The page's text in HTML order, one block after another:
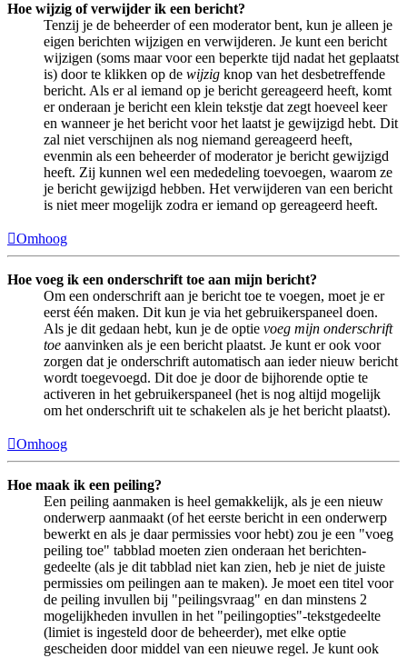
Hoe wijzig of verwijder ik een bericht?
Tenzij je de beheerder of een moderator bent, kun je alleen je
eigen berichten wijzigen en verwijderen. Je kunt een bericht
wijzigen (soms maar voor een beperkte tijd nadat het geplaatst
is) door te klikken op de wijzig knop van het desbetreffende
bericht. Als er al iemand op je bericht gereageerd heeft, komt
er onderaan je bericht een klein tekstje dat zegt hoeveel keer
en wanneer je het bericht voor het laatst je gewijzigd hebt. Dit
zal niet verschijnen als nog niemand gereageerd heeft,
evenmin als een beheerder of moderator je bericht gewijzigd
heeft. Zij kunnen wel een mededeling toevoegen, waarom ze
je bericht gewijzigd hebben. Het verwijderen van een bericht
is niet meer mogelijk zodra er iemand op gereageerd heeft.
Omhoog
Hoe voeg ik een onderschrift toe aan mijn bericht?
Om een onderschrift aan je bericht toe te voegen, moet je er
eerst één maken. Dit kun je via het gebruikerspaneel doen.
Als je dit gedaan hebt, kun je de optie voeg mijn onderschrift
toe aanvinken als je een bericht plaatst. Je kunt er ook voor
zorgen dat je onderschrift automatisch aan ieder nieuw bericht
wordt toegevoegd. Dit doe je door de bijhorende optie te
activeren in het gebruikerspaneel (het is nog altijd mogelijk
om het onderschrift uit te schakelen als je het bericht plaatst).
Omhoog
Hoe maak ik een peiling?
Een peiling aanmaken is heel gemakkelijk, als je een nieuw
onderwerp aanmaakt (of het eerste bericht in een onderwerp
bewerkt en als je daar permissies voor hebt) zou je een "voeg
peiling toe" tabblad moeten zien onderaan het berichten-
gedeelte (als je dit tabblad niet kan zien, heb je niet de juiste
permissies om peilingen aan te maken). Je moet een titel voor
de peiling invullen bij "peilingsvraag" en dan minstens 2
mogelijkheden invullen in het "peilingopties"-tekstgedeelte
(limiet is ingesteld door de beheerder), met elke optie
gescheiden door middel van een nieuwe regel. Je kunt ook